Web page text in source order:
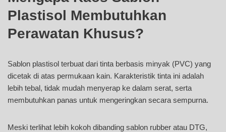
Plastisol Membutuhkan
Perawatan Khusus?
Sablon plastisol terbuat dari tinta berbasis minyak (PVC) yang
dicetak di atas permukaan kain. Karakteristik tinta ini adalah
lebih tebal, tidak mudah menyerap ke dalam serat, serta
membutuhkan panas untuk mengeringkan secara sempurna.
Meski terlihat lebih kokoh dibanding sablon rubber atau DTG,